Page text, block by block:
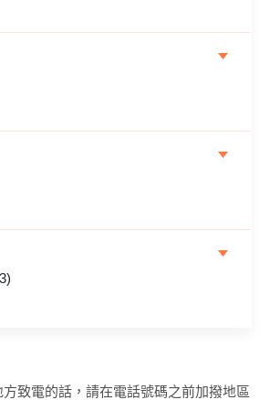
致電的話，請在電話號碼之前加撥地區